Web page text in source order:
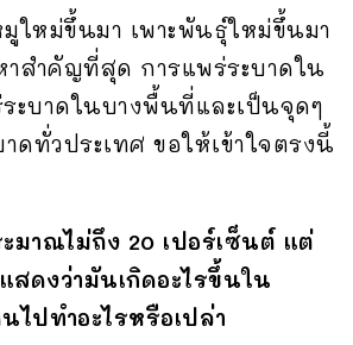
ใหม่ขึ้นมา เพาะพันธุ์ใหม่ขึ้นมา
สำคัญที่สุด การแพร่ระบาดใน
ะบาดในบางพื้นที่และเป็นจุดๆ
ดทั่วประเทศ ขอให้เข้าใจตรงนี้
มาณไม่ถึง 20 เปอร์เซ็นต์ แต่
สดงว่ามันเกิดอะไรขึ้นใน
ไปทำอะไรหรือเปล่า